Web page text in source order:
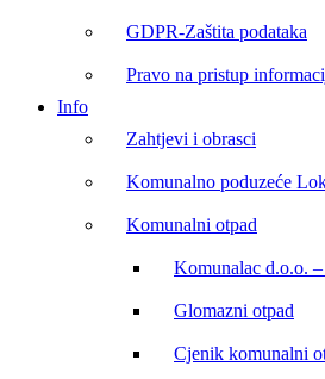
GDPR-Zaštita podataka
Pravo na pristup
Info
Zahtjevi i obrasci
Komunalno poduzeće
Komunalni otpad
Komunalac d.o.o.
Glomazni otpad
Cjenik komunalni